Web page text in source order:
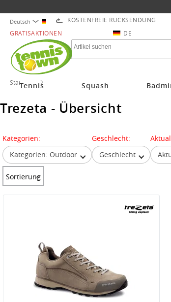
Deutsch KOSTENFREIE RÜCKSENDUNG
GRATISAKTIONEN
DE
Tennis Squash
Startseite
Trezeta - Übersicht
Kategorien:
Kategorien: Outdoor
Geschlecht:
Geschlecht
Sortierung